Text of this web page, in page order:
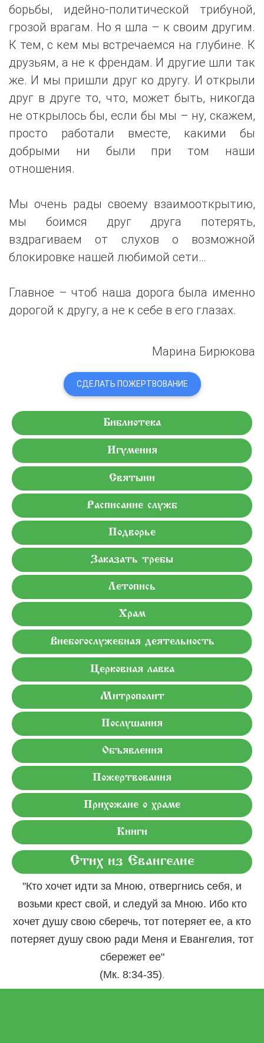
борьбы, идейно-политической трибуной,
грозой врагам. Но я шла – к своим другим.
К тем, с кем мы встречаемся на глубине. К
друзьям, а не к френдам. И другие шли так
же. И мы пришли друг ко другу. И открыли
друг в друге то, что, может быть, никогда
не открылось бы, если бы мы – ну, скажем,
просто работали вместе, какими бы
добрыми ни были при том наши
отношения.
Мы очень рады своему взаимооткрытию,
мы боимся друг друга потерять,
вздрагиваем от слухов о возможной
блокировке нашей любимой сети…
Главное – чтоб наша дорога была именно
дорогой к другу, а не к себе в его глазах.
Марина Бирюкова
СДЕЛАТЬ ПОЖЕРТВОВАНИЕ
Библиотека
Игумения
Святыни
Расписание служб
Подворье
Заказать требы
Летопись
Храм
Внебогослужебная деятельность
Церковная лавка
Митрополит
Послушания
Объявления
Пожертвования
Прихожане о храме
Книги
Стих из Евангелие
"Кто хочет идти за Мною, отвергнись себя, и
возьми крест свой, и следуй за Мною. Ибо кто
хочет душу свою сберечь, тот потеряет ее, а кто
потеряет душу свою ради Меня и Евангелия, тот
сбережет ее"
(Мк. 8:34-35).